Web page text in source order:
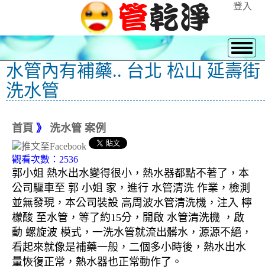
登入
水管內有補藥.. 台北 松山 延壽街
洗水管
首頁 》 洗水管 案例
觀看次數：2536
郭小姐 熱水出水變得很小，熱水器都點不著了，本
公司驅車至 郭 小姐 家，進行 水管清洗 作業，檢測
並無發現，本公司裝設 高周波水管清洗機，注入 檸
檬酸 至水管，等了約15分，開啟 水管清洗機 ，啟
動 螺旋波 模式，一洗水管就流出髒水，源源不絕，
看起來就像是補藥一般，二個多小時後，熱水出水
量恢復正常，熱水器也正常動作了。